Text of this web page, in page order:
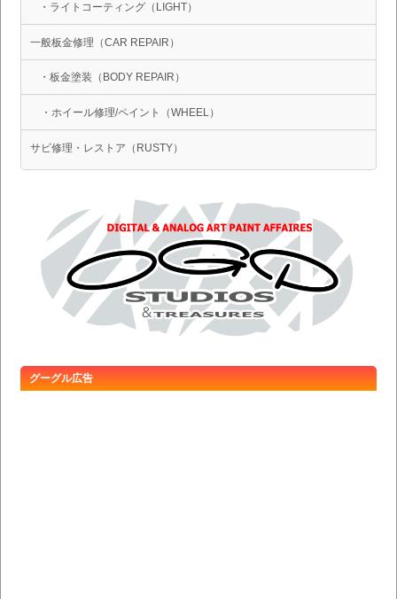
・ライトコーティング（LIGHT）
一般板金修理（CAR REPAIR）
・板金塗装（BODY REPAIR）
・ホイール修理/ペイント（WHEEL）
サビ修理・レストア（RUSTY）
グーグル広告